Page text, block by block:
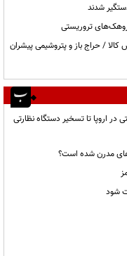
شدند
بورس کالا / حراج باز و پتروشیمی پیشران
اروپا تا تسخیر دستگاه نظارتی
مدرن شده است؟
شود